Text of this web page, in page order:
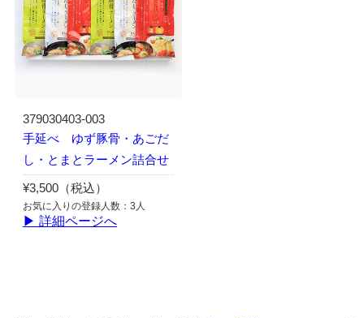
379030403-003
手延べ ゆず豚骨・あごだ
し・とまとラーメン詰合せ
¥3,500（税込）
お気に入りの登録人数：3人
▶ 詳細ページへ